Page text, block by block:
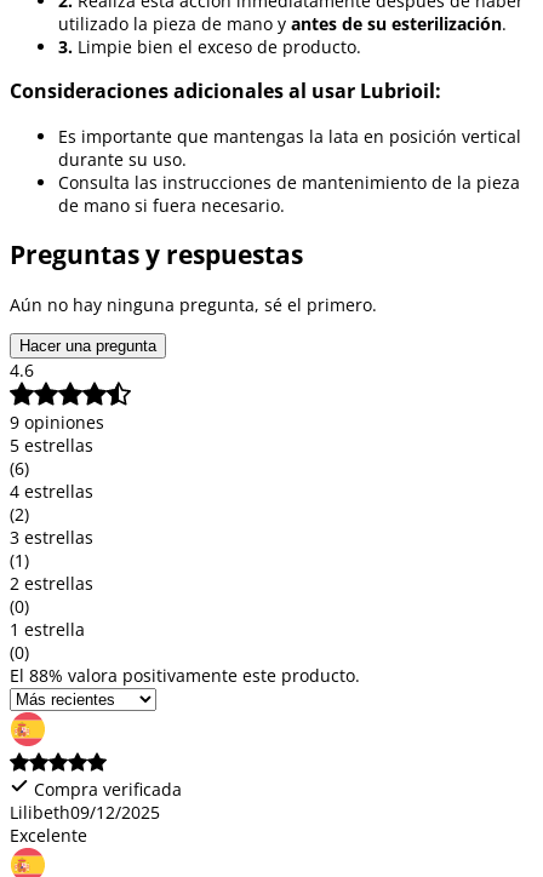
utilizado la pieza de mano y antes de su esterilización.
3. Limpie bien el exceso de producto.
Consideraciones adicionales al usar Lubrioil:
Es importante que mantengas la lata en posición vertical
durante su uso.
Consulta las instrucciones de mantenimiento de la pieza
de mano si fuera necesario.
Preguntas y respuestas
Aún no hay ninguna pregunta, sé el primero.
Hacer una pregunta
4.6
9 opiniones
5 estrellas
(6)
4 estrellas
(2)
3 estrellas
(1)
2 estrellas
(0)
1 estrella
(0)
El 88% valora positivamente este producto.
Compra verificada
Lilibeth09/12/2025
Excelente